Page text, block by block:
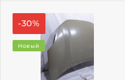
-30%
Новый